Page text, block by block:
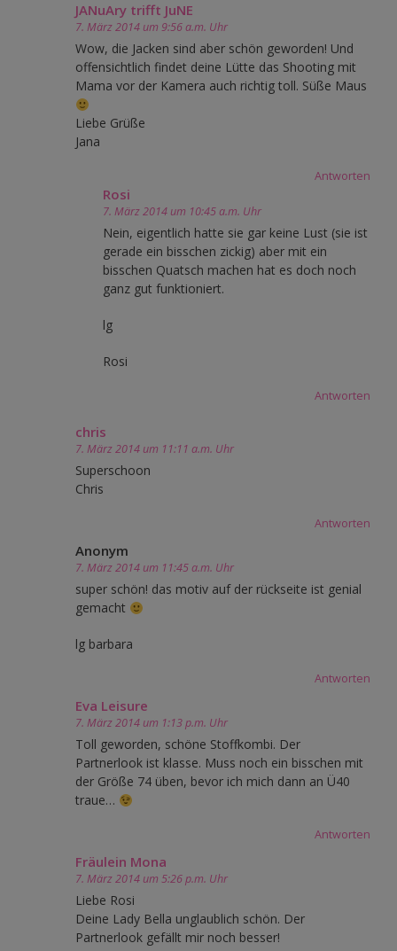
JANuAry trifft JuNE
7. März 2014 um 9:56 a.m. Uhr
Wow, die Jacken sind aber schön geworden! Und
offensichtlich findet deine Lütte das Shooting mit
Mama vor der Kamera auch richtig toll. Süße Maus
Liebe Grüße
Jana
Antworten
Rosi
7. März 2014 um 10:45 a.m. Uhr
Nein, eigentlich hatte sie gar keine Lust (sie ist
gerade ein bisschen zickig) aber mit ein
bisschen Quatsch machen hat es doch noch
ganz gut funktioniert.
lg
Rosi
Antworten
chris
7. März 2014 um 11:11 a.m. Uhr
Superschoon
Chris
Antworten
Anonym
7. März 2014 um 11:45 a.m. Uhr
super schön! das motiv auf der rückseite ist genial
gemacht
lg barbara
Antworten
Eva Leisure
7. März 2014 um 1:13 p.m. Uhr
Toll geworden, schöne Stoffkombi. Der
Partnerlook ist klasse. Muss noch ein bisschen mit
der Größe 74 üben, bevor ich mich dann an Ü40
traue…
Antworten
Fräulein Mona
7. März 2014 um 5:26 p.m. Uhr
Liebe Rosi
Deine Lady Bella unglaublich schön. Der
Partnerlook gefällt mir noch besser!